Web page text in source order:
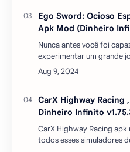
Ego Sword: Ocioso
Apk Mod (Dinheiro
Nunca antes você foi
experimentar um grande
tantas habilidades como
ao Ego Sword. Ao vir aqui,
CarX Highway Racing
Dinheiro Infinito
CarX Highway Racing
todos esses simuladores